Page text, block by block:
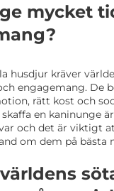
mycket
husdjur kräver
engagemang. De
rätt kost och
en kaninunge
och det är viktigt
om dem på bästa